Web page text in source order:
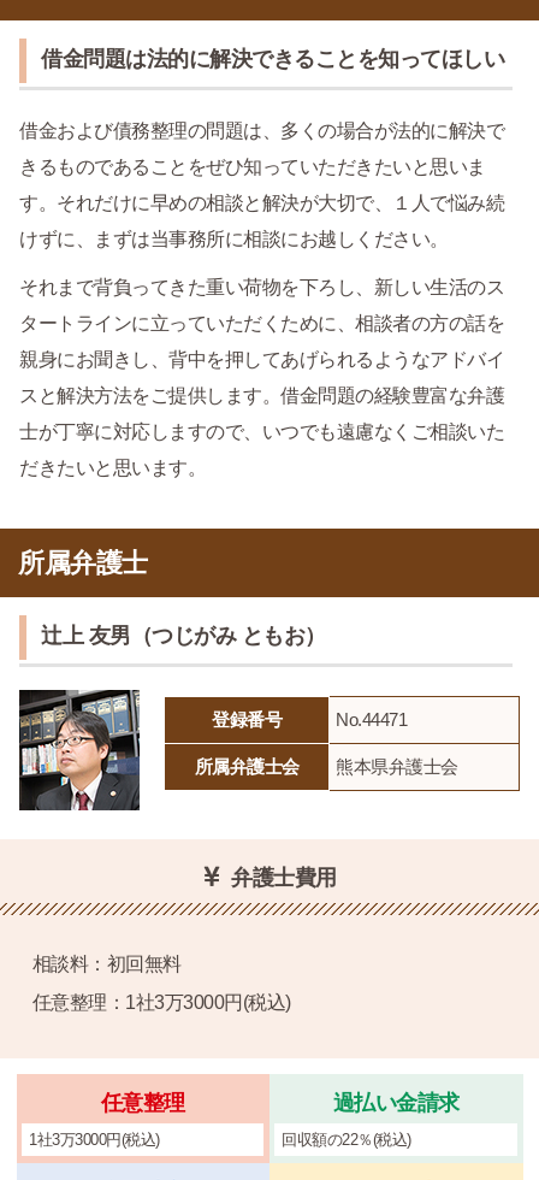
借金問題は法的に解決できることを知ってほしい
借金および債務整理の問題は、多くの場合が法的に解決で
きるものであることをぜひ知っていただきたいと思いま
す。それだけに早めの相談と解決が大切で、１人で悩み続
けずに、まずは当事務所に相談にお越しください。
それまで背負ってきた重い荷物を下ろし、新しい生活のス
タートラインに立っていただくために、相談者の方の話を
親身にお聞きし、背中を押してあげられるようなアドバイ
スと解決方法をご提供します。借金問題の経験豊富な弁護
士が丁寧に対応しますので、いつでも遠慮なくご相談いた
だきたいと思います。
所属弁護士
辻上 友男（つじがみ ともお）
登録番号 No.44471
所属弁護士会 熊本県弁護士会
弁護士費用
相談料：初回無料
任意整理：1社3万3000円(税込)
任意整理
1社3万3000円(税込)
過払い金請求
回収額の22％(税込)